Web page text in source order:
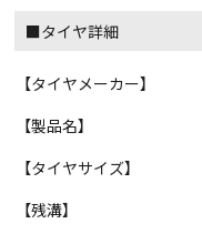
■タイヤ詳細
【タイヤメーカー】
【製品名】
【タイヤサイズ】
【残溝】